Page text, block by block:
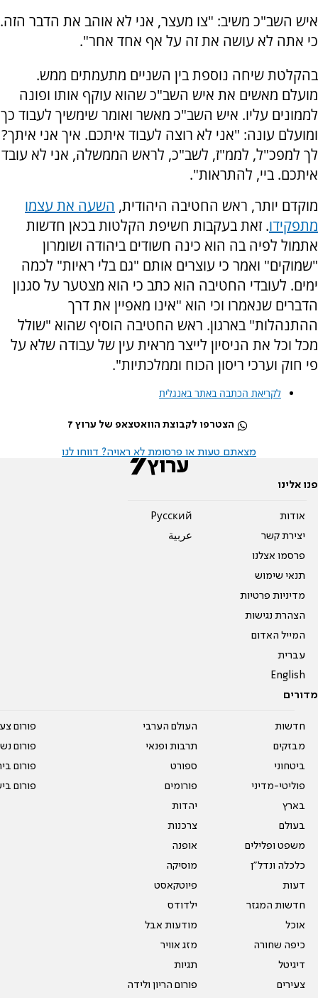
איש השב"כ משיב: "צו מעצר, אני לא אוהב את הדבר הזה.
כי אתה לא עושה את זה על אף אחד אחר".
בהקלטת שיחה נוספת בין השניים מתעמתים ממש.
מועלם מאשים את איש השב"כ שהוא עוקף אותו ופונה
לממונים עליו. איש השב"כ מאשר ואומר שימשיך לעבוד כך
ומועלם עונה: "אני לא רוצה לעבוד איתכם. איך אני איתך?
לך למפכ"ל, לממ"ז, לשב"כ, לראש הממשלה, אני לא עובד
איתכם. ביי, להתראות".
מוקדם יותר, ראש החטיבה היהודית, השעה את עצמו
מתפקידו. זאת בעקבות חשיפת הקלטות בכאן חדשות
אתמול לפיה בה הוא כינה חשודים ביהודה ושומרון
"שמוקים" ואמר כי עוצרים אותם "גם בלי ראיות" לכמה
ימים. לעובדי החטיבה הוא כתב כי הוא מצטער על סגנון
הדברים שנאמרו וכי הוא "אינו מאפיין את דרך
ההתנהלות" בארגון. ראש החטיבה הוסיף שהוא "שולל
מכל וכל את הניסיון לייצר מראית עין של עבודה שלא על
פי חוק וערכי ריסון הכוח וממלכתיות".
לקריאת הכתבה באתר באנגלית
הצטרפו לקבוצת הוואטצאפ של ערוץ 7
מצאתם טעות או פרסומת לא ראויה? דווחו לנו
פנו אלינו
אודות
יצירת קשר
פרסמו אצלנו
תנאי שימוש
מדיניות פרטיות
הצהרת נגישות
המייל האדום
עברית
English
Pусский
عربية
מדורים
חדשות
מבזקים
ביטחוני
פוליטי-מדיני
בארץ
בעולם
משפט ופלילים
כלכלה ונדל"ן
דעות
חדשות המגזר
אוכל
כיפה שחורה
דיגיטל
צעירים
העולם הערבי
תרבות ופנאי
ספורט
פורומים
יהדות
צרכנות
אופנה
מוסיקה
פיוטקאסט
ילדודס
מודעות אבל
מזג אוויר
תגיות
פורום הריון ולידה
פורום
פורום
פורום
פורום